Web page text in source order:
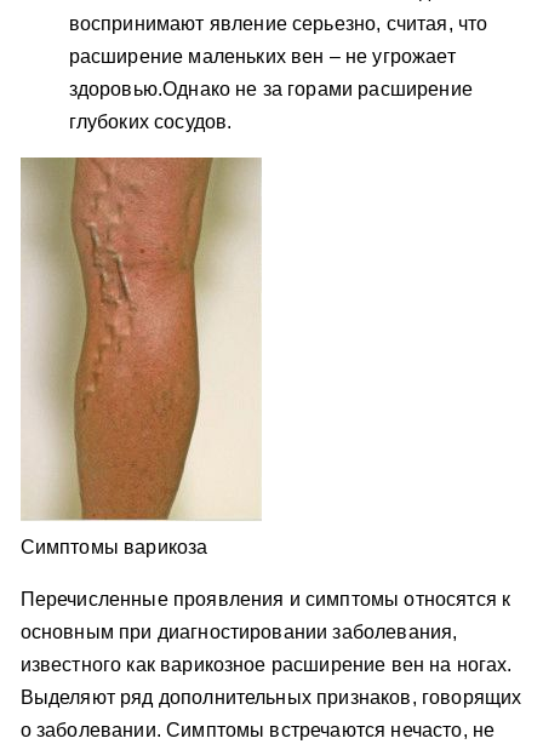
воспринимают явление серьезно, считая, что
расширение маленьких вен – не угрожает
здоровью.Однако не за горами расширение
глубоких сосудов.
Симптомы варикоза
Перечисленные проявления и симптомы относятся к
основным при диагностировании заболевания,
известного как варикозное расширение вен на ногах.
Выделяют ряд дополнительных признаков, говорящих
о заболевании. Симптомы встречаются нечасто, не